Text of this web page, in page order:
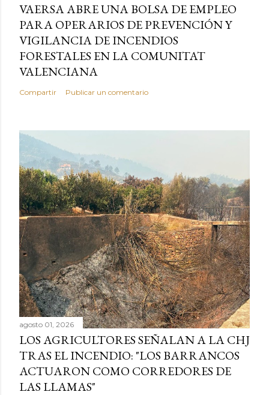
VAERSA ABRE UNA BOLSA DE EMPLEO
PARA OPERARIOS DE PREVENCIÓN Y
VIGILANCIA DE INCENDIOS
FORESTALES EN LA COMUNITAT
VALENCIANA
Compartir Publicar un comentario
agosto 01, 2026
LOS AGRICULTORES SEÑALAN A LA CHJ
TRAS EL INCENDIO: "LOS BARRANCOS
ACTUARON COMO CORREDORES DE
LAS LLAMAS"